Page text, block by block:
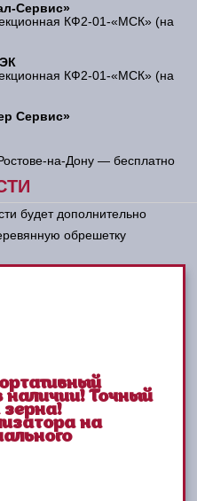
Сервис»
Сервис»
на-Дону — бесплатно
будет дополнительно
обрешетку
наличии! Точный
зерна!
на